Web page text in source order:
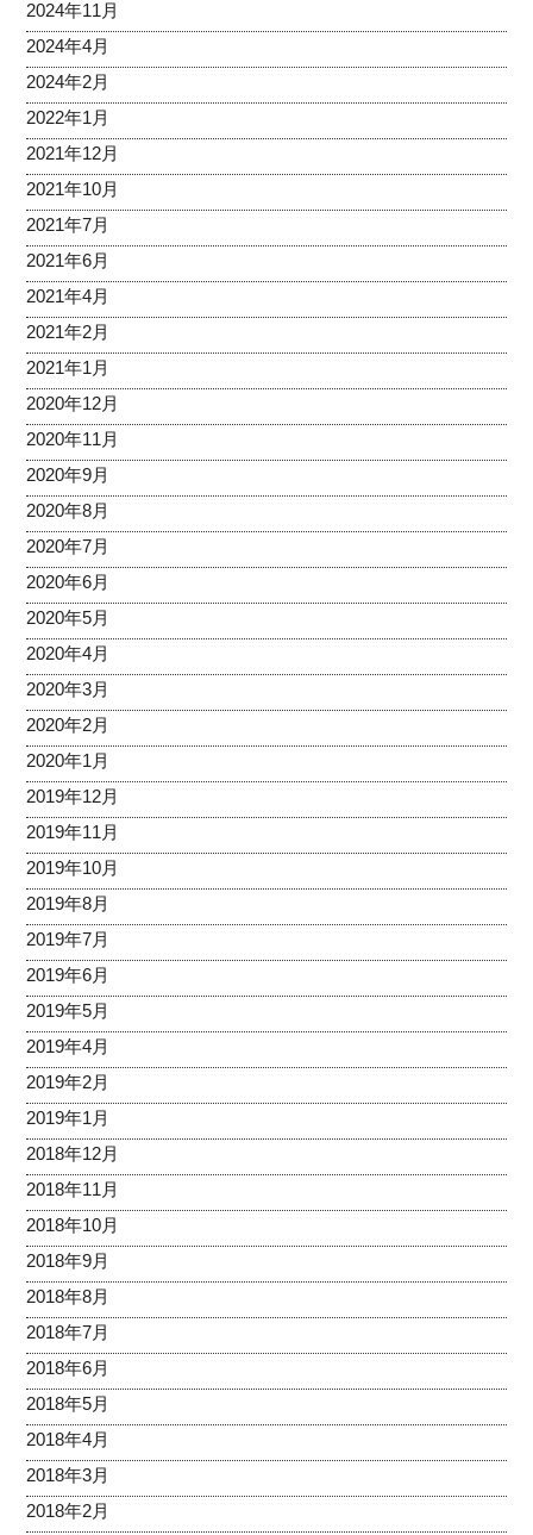
2024年11月
2024年4月
2024年2月
2022年1月
2021年12月
2021年10月
2021年7月
2021年6月
2021年4月
2021年2月
2021年1月
2020年12月
2020年11月
2020年9月
2020年8月
2020年7月
2020年6月
2020年5月
2020年4月
2020年3月
2020年2月
2020年1月
2019年12月
2019年11月
2019年10月
2019年8月
2019年7月
2019年6月
2019年5月
2019年4月
2019年2月
2019年1月
2018年12月
2018年11月
2018年10月
2018年9月
2018年8月
2018年7月
2018年6月
2018年5月
2018年4月
2018年3月
2018年2月